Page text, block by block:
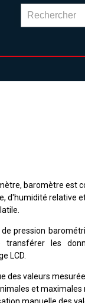
baromètre est
d'humidité relative
pression
les
LCD.
des valeurs
et maximales